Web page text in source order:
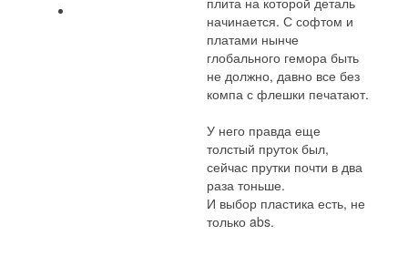
начинается. С софтом и
платами нынче
глобального гемора быть
не должно, давно все без
компа с флешки печатают.
У него правда еще
толстый пруток был,
сейчас прутки почти в два
раза тоньше.
И выбор пластика есть, не
только abs.